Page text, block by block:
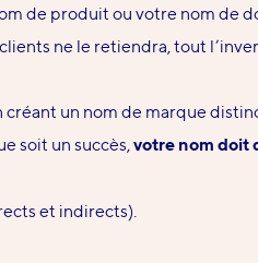
de produit ou votre nom de
ne le retiendra, tout
un nom de marque
soit un succès,votre nom doit
et indirects).